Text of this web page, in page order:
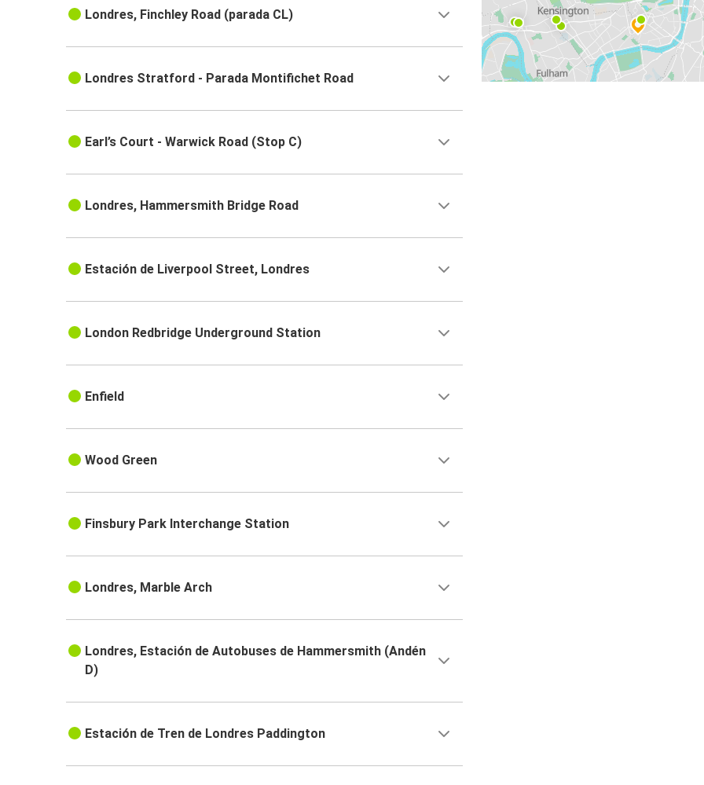
Londres, Finchley Road (parada CL)
Londres Stratford - Parada Montifichet Road
Earl’s Court - Warwick Road (Stop C)
Londres, Hammersmith Bridge Road
Estación de Liverpool Street, Londres
London Redbridge Underground Station
Enfield
Wood Green
Finsbury Park Interchange Station
Londres, Marble Arch
Londres, Estación de Autobuses de Hammersmith (Andén
D)
Estación de Tren de Londres Paddington